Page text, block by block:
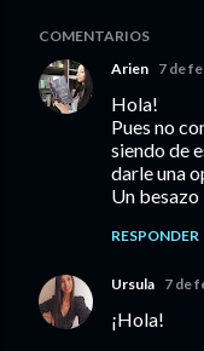
COMENTARIOS
Arien 7 de
Hola!
Pues no
siendo de
darle una
Un besazo
RESPONDER
Ursula 7 de
¡Hola!